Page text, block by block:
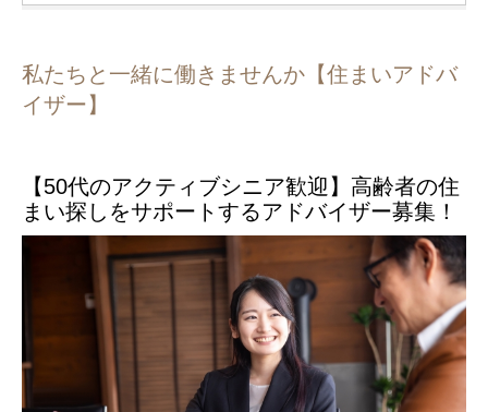
私たちと一緒に働きませんか【住まいアドバ
イザー】
【50代のアクティブシニア歓迎】高齢者の住
まい探しをサポートするアドバイザー募集！